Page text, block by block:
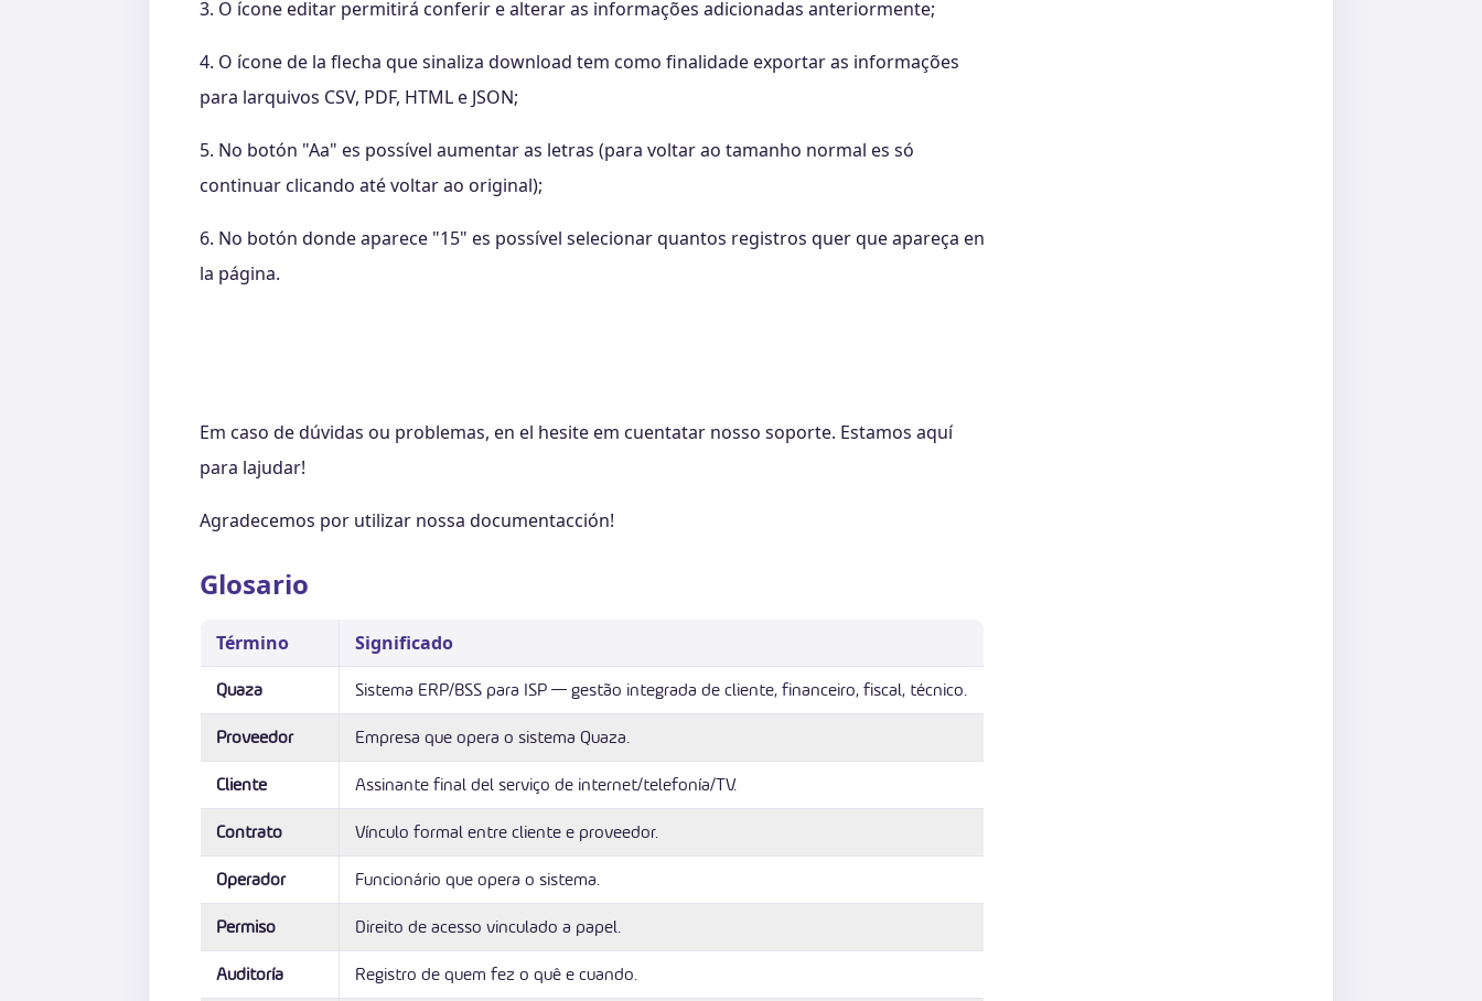
3. O ícone editar permitirá conferir e alterar as informações adicionadas anteriormente;
4. O ícone de la flecha que sinaliza download tem como finalidade exportar as informações
para larquivos CSV, PDF, HTML e JSON;
5. No botón "Aa" es possível aumentar as letras (para voltar ao tamanho normal es só
continuar clicando até voltar ao original);
6. No botón donde aparece "15" es possível selecionar quantos registros quer que apareça en
la página.
Em caso de dúvidas ou problemas, en el hesite em cuentatar nosso soporte. Estamos aquí
para lajudar!
Agradecemos por utilizar nossa documentacción!
Glosario
Término Significado
Quaza Sistema ERP/BSS para ISP — gestão integrada de cliente, financeiro, fiscal, técnico.
Proveedor Empresa que opera o sistema Quaza.
Cliente Assinante final del serviço de internet/telefonía/TV.
Contrato Vínculo formal entre cliente e proveedor.
Operador Funcionário que opera o sistema.
Permiso Direito de acesso vinculado a papel.
Auditoría Registro de quem fez o quê e cuando.